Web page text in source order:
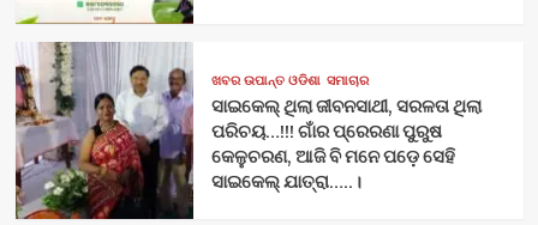
ଖବର ଉପାନ୍ତ ଓଡିଶା ସମାଚାର
ସାଇକେଲ୍ ଥିଲା ଜୀବନସାଥୀ, ସରଳତା ଥିଲା
ପରିଚୟ…!!! ଗାଁର ପ୍ରେରଣା ପୁରୁଷ
କେଳୁଚରଣ, ଆଜି ବି ମନେ ପଡ଼େ ସେହି
ସାଇକେଲ୍ ଯାତ୍ରା…..।